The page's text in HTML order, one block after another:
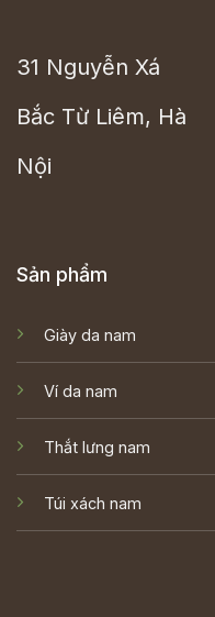
31 Nguyễn Xá
Bắc Từ Liêm, Hà
Nội
Sản phẩm
Giày da nam
Ví da nam
Thắt lưng nam
Túi xách nam